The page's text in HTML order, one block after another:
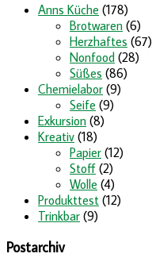
Anns Küche (178)
Brotwaren (6)
Herzhaftes (67)
Nonfood (28)
Süßes (86)
Chemielabor (9)
Seife (9)
Exkursion (8)
Kreativ (18)
Papier (12)
Stoff (2)
Wolle (4)
Produkttest (12)
Trinkbar (9)
Postarchiv